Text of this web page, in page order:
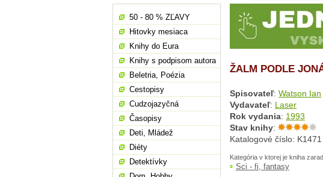
ŽALM PODLE
Spisovateľ: Watson Ian
Vydavateľ: Laser
Rok vydania: 1993
Stav knihy:
Katalogové číslo: K1471
Kategória v ktorej je kniha
Sci - fi, fantasy
50 - 80 % ZĽAVY
Hitovky mesiaca
Knihy do Eura
Knihy s podpisom autora
Beletria, Poézia
Cestopisy
Cudzojazyčná
Časopisy
Deti, Mládež
Diéty
Detektívky